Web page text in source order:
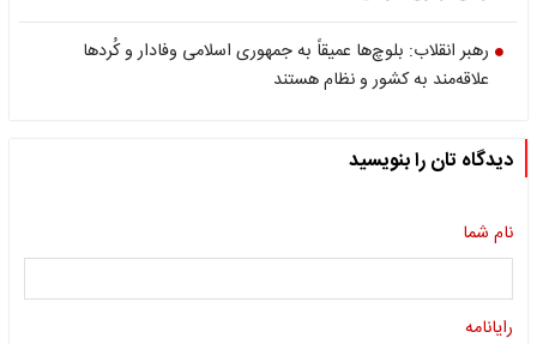
رهبر انقلاب: بلوچ‌ها عمیقاً به جمهوری اسلامی وفادار و کُردها
علاقه‌مند به کشور و نظام هستند
دیدگاه تان را بنویسید
نام شما
رایانامه